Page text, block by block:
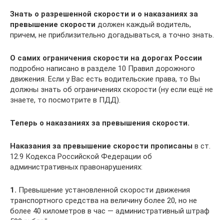
Знать о разрешенной скорости и о наказаниях за
превышение скорости должен каждый водитель,
причем, не приблизительно догадываться, а точно знать.
О самих ограничения скорости на дорогах России
подробно написано в разделе 10 Правил дорожного
движения. Если у Вас есть водительские права, то Вы
должны знать об ограничениях скорости (ну если ещё не
знаете, то посмотрите в ПДД).
Теперь о наказаниях за превышения скорости.
Наказания за превышение скорости прописаны в ст.
12.9 Кодекса Российской Федерации об
административных правонарушениях:
1. Превышение установленной скорости движения
транспортного средства на величину более 20, но не
более 40 километров в час — административный штраф